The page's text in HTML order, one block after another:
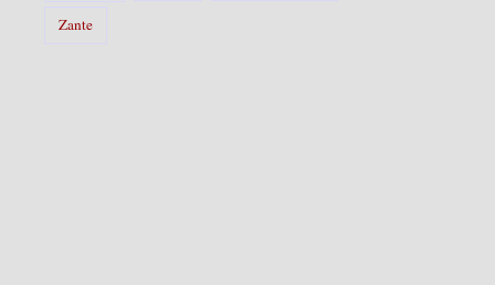
Zante